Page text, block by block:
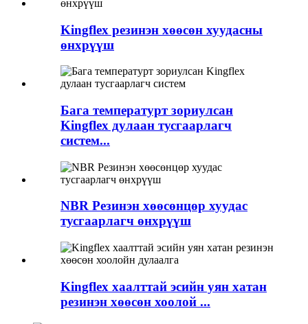
Kingflex резинэн хөөсөн хуудасны
өнхрүүш
Бага температурт зориулсан
Kingflex дулаан тусгаарлагч
систем...
NBR Резинэн хөөсөнцөр хуудас
тусгаарлагч өнхрүүш
Kingflex хаалттай эсийн уян хатан
резинэн хөөсөн хоолой ...